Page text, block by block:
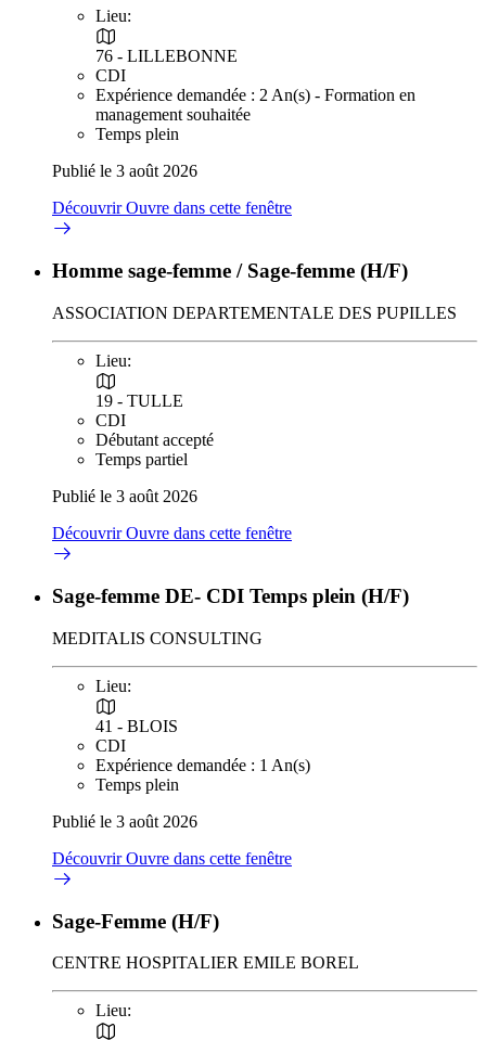
Lieu:
76 - LILLEBONNE
CDI
Expérience demandée : 2 An(s) - Formation en
management souhaitée
Temps plein
Publié le 3 août 2026
DécouvrirOuvre dans cette fenêtre
Homme sage-femme / Sage-femme (H/F)
ASSOCIATION DEPARTEMENTALE DES PUPILLES
Lieu:
19 - TULLE
CDI
Débutant accepté
Temps partiel
Publié le 3 août 2026
DécouvrirOuvre dans cette fenêtre
Sage-femme DE- CDI Temps plein (H/F)
MEDITALIS CONSULTING
Lieu:
41 - BLOIS
CDI
Expérience demandée : 1 An(s)
Temps plein
Publié le 3 août 2026
DécouvrirOuvre dans cette fenêtre
Sage-Femme (H/F)
CENTRE HOSPITALIER EMILE BOREL
Lieu: